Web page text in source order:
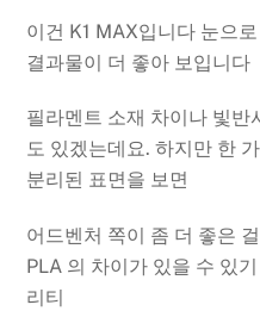
이건 K1 MAX입니다 눈으
결과물이 더 좋아 보입니다
필라멘트 소재 차이나 빛반
도 있겠는데요. 하지만 한
분리된 표면을 보면
어드벤처 쪽이 좀 더 좋은
PLA 의 차이가 있을 수 있
리티